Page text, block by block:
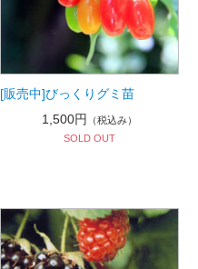
[販売中]びっくりグミ苗
1,500円
（税込み）
SOLD OUT